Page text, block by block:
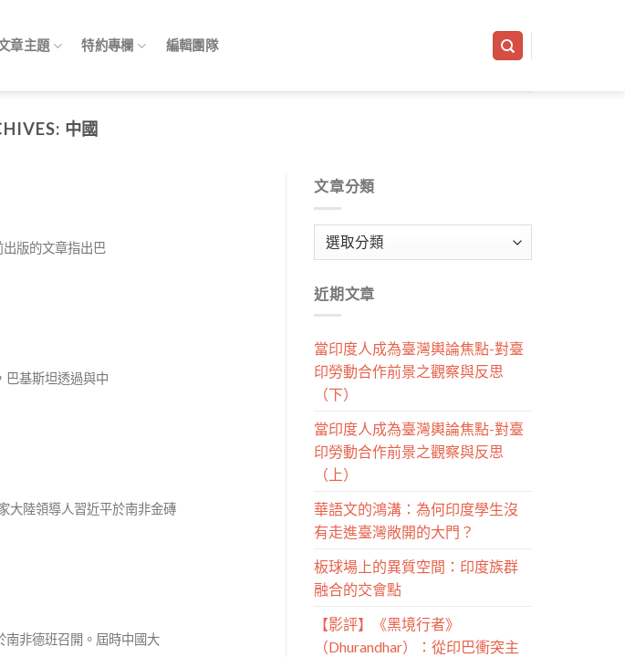
章主題 特約專欄 編輯團隊
中國
版的文章指出巴
巴基斯坦透過與中
大陸領導人習近平於南非金磚
非德班召開。屆時中國大
文章分類
類
近期文章
當印度人成為臺灣輿論焦點-對臺
印勞動合作前景之觀察與反思
（下）
當印度人成為臺灣輿論焦點-對臺
印勞動合作前景之觀察與反思
（上）
華語文的鴻溝：為何印度學生沒
有走進臺灣敞開的大門？
板球場上的異質空間：印度族群
融合的交會點
【影評】《黑境行者》
（Dhurandhar）：從印巴衝突主